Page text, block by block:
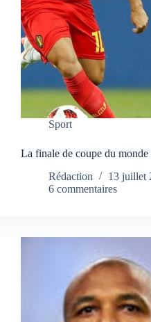
Sport
La finale de coupe du monde
Rédaction
13 juillet
6 commentaires